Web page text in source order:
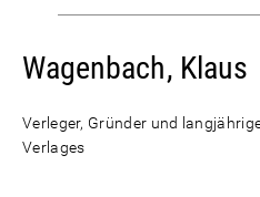
Wagenbach, Klaus
Verleger, Gründer und
Verlages